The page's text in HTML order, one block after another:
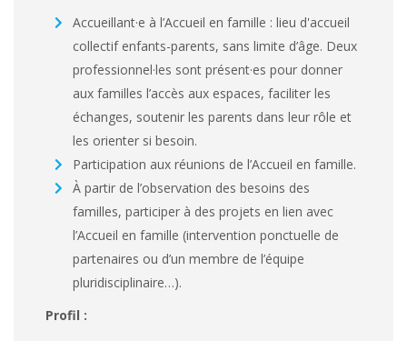
Accueillant·e à l’Accueil en famille : lieu d'accueil
collectif enfants-parents, sans limite d’âge. Deux
professionnel·les sont présent·es pour donner
aux familles l’accès aux espaces, faciliter les
échanges, soutenir les parents dans leur rôle et
les orienter si besoin.
Participation aux réunions de l’Accueil en famille.
À partir de l’observation des besoins des
familles, participer à des projets en lien avec
l’Accueil en famille (intervention ponctuelle de
partenaires ou d’un membre de l’équipe
pluridisciplinaire…).
Profil :